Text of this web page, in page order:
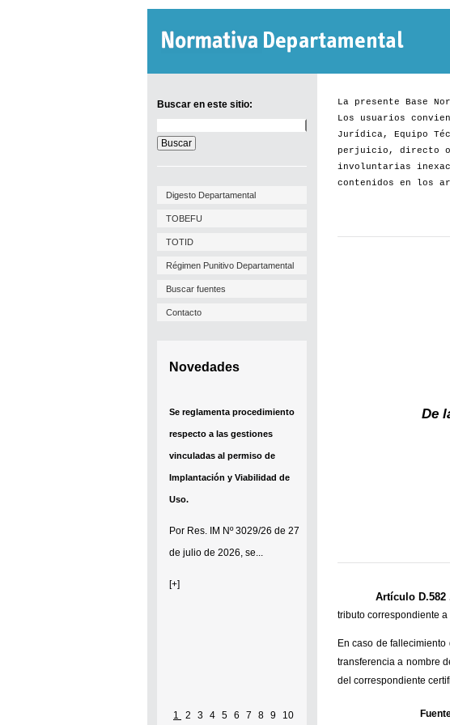
Buscar en este sitio:
en
este
sitio:
Digesto Departamental
TOBEFU
TOTID
Régimen Punitivo Departamental
Buscar fuentes
Contacto
Novedades
Se reglamenta procedimiento
respecto a las gestiones
vinculadas al permiso de
Implantación y Viabilidad de
Uso.
Por Res. IM Nº 3029/26 de 27
de julio de 2026, se...
[+]
1 2 3 4 5 6 7 8 9 10
La presente Base
Los usuarios
Jurídica, Equipo
perjuicio, directo o
involuntarias
contenidos en los
De
Artículo D.582
tributo correspondiente
En caso de
transferencia a nombre
del correspondiente